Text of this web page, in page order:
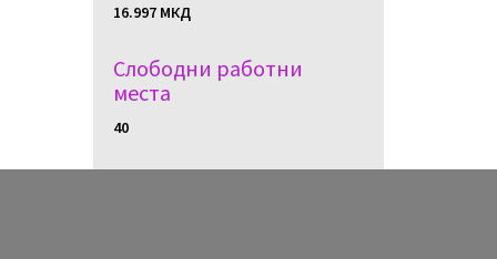
16.997 МКД
Слободни работни
местa
40